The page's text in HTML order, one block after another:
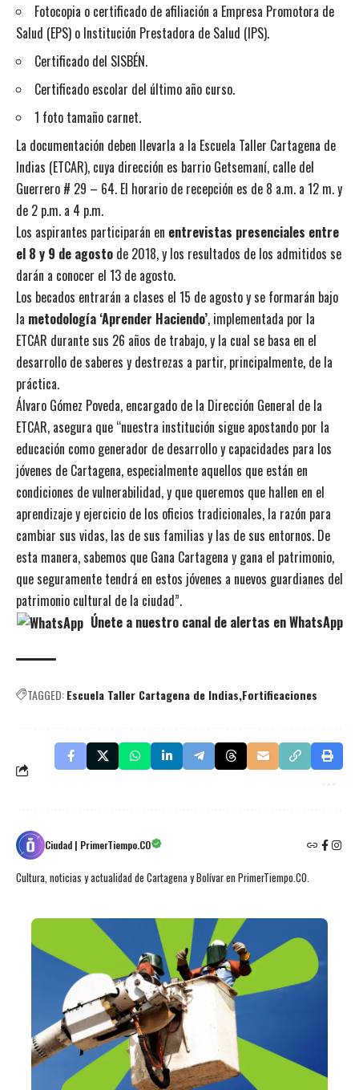
Fotocopia o certificado de afiliación a Empresa Promotora de
Salud (EPS) o Institución Prestadora de Salud (IPS).
Certificado del SISBÉN.
Certificado escolar del último año curso.
1 foto tamaño carnet.
La documentación deben llevarla a la Escuela Taller Cartagena de
Indias (ETCAR), cuya dirección es barrio Getsemaní, calle del
Guerrero # 29 – 64. El horario de recepción es de 8 a.m. a 12 m. y
de 2 p.m. a 4 p.m.
Los aspirantes participarán en entrevistas presenciales entre
el 8 y 9 de agosto de 2018, y los resultados de los admitidos se
darán a conocer el 13 de agosto.
Los becados entrarán a clases el 15 de agosto y se formarán bajo
la metodología ‘Aprender Haciendo’, implementada por la
ETCAR durante sus 26 años de trabajo, y la cual se basa en el
desarrollo de saberes y destrezas a partir, principalmente, de la
práctica.
Álvaro Gómez Poveda, encargado de la Dirección General de la
ETCAR, asegura que “nuestra institución sigue apostando por la
educación como generador de desarrollo y capacidades para los
jóvenes de Cartagena, especialmente aquellos que están en
condiciones de vulnerabilidad, y que queremos que hallen en el
aprendizaje y ejercicio de los oficios tradicionales, la razón para
cambiar sus vidas, las de sus familias y las de sus entornos. De
esta manera, sabemos que Gana Cartagena y gana el patrimonio,
que seguramente tendrá en estos jóvenes a nuevos guardianes del
patrimonio cultural de la ciudad”.
Únete a nuestro canal de alertas en WhatsApp
TAGGED:Escuela Taller Cartagena de Indias Fortificaciones
Ciudad | PrimerTiempo.CO
Cultura, noticias y actualidad de Cartagena y Bolívar en PrimerTiempo.CO.